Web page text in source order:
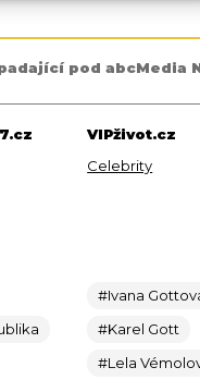
pod abcMedia
VIPživot.cz
Celebrity
#Ivana
#Karel Gott
#Lela